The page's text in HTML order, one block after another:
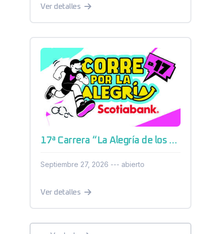
Ver detalles
17ª Carrera “La Alegría de los Niños” Parque Industrial El Marqués 2026
Septiembre 27, 2026 --- abierto
Ver detalles